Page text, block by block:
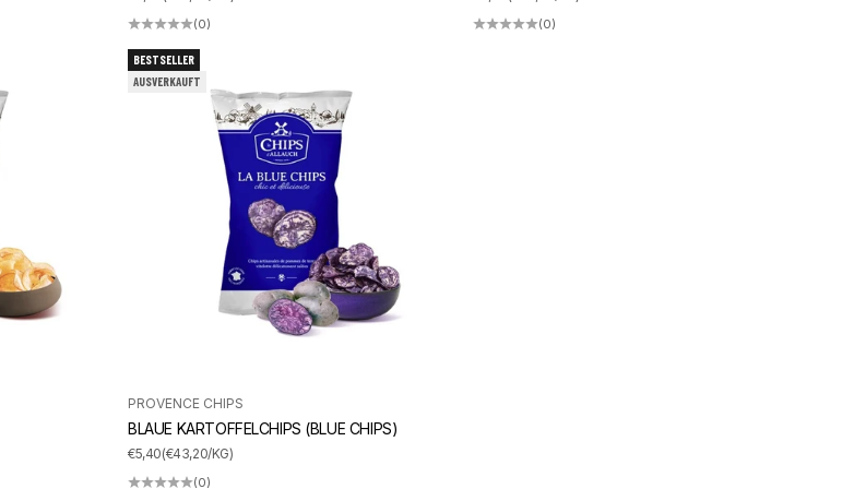
(0) (0)
BESTSELLER
AUSVERKAUFT
PROVENCE CHIPS
BLAUE KARTOFFELCHIPS (BLUE CHIPS)
ANGEBOT
€5,40(€43,20/KG)
(0)